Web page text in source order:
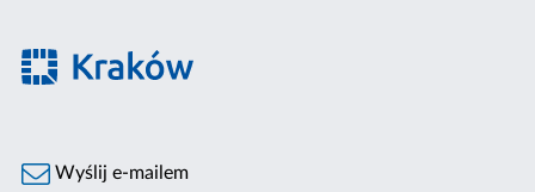
Wyślij e-mailem